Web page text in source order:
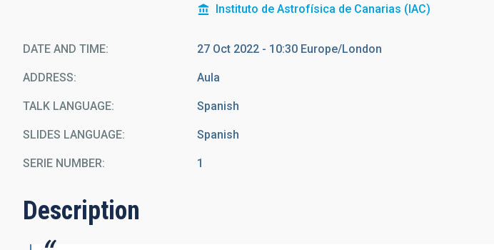
Instituto de Astrofísica de Canarias (IAC)
DATE AND TIME 27 Oct 2022 - 10:30 Europe/London
ADDRESS Aula
TALK LANGUAGE Spanish
SLIDES LANGUAGE Spanish
SERIE NUMBER 1
Description